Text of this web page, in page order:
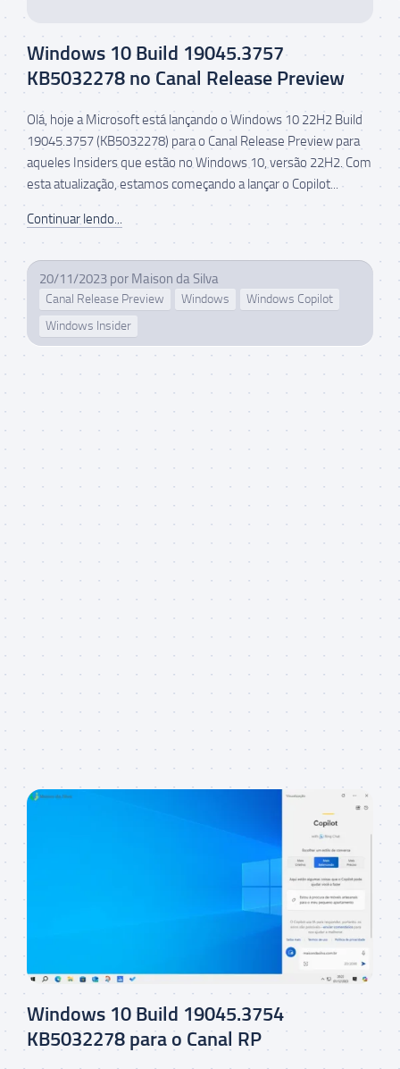
Windows 10 Build 19045.3757
KB5032278 no Canal Release Preview
Olá, hoje a Microsoft está lançando o Windows 10 22H2 Build
19045.3757 (KB5032278) para o Canal Release Preview para
aqueles Insiders que estão no Windows 10, versão 22H2. Com
esta atualização, estamos começando a lançar o Copilot...
Continuar lendo...
20/11/2023 por Maison da Silva
Canal Release Preview Windows
Windows Copilot
Windows Insider
Windows 10 Build 19045.3754
KB5032278 para o Canal RP